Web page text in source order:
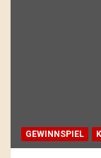
GEWINNSPIEL